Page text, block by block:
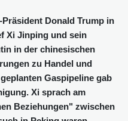
Donald Trump in
Xi Jinping und sein
in der chinesischen
zu Handel und
Gaspipeline gab
Xi sprach am
Beziehungen" zwischen